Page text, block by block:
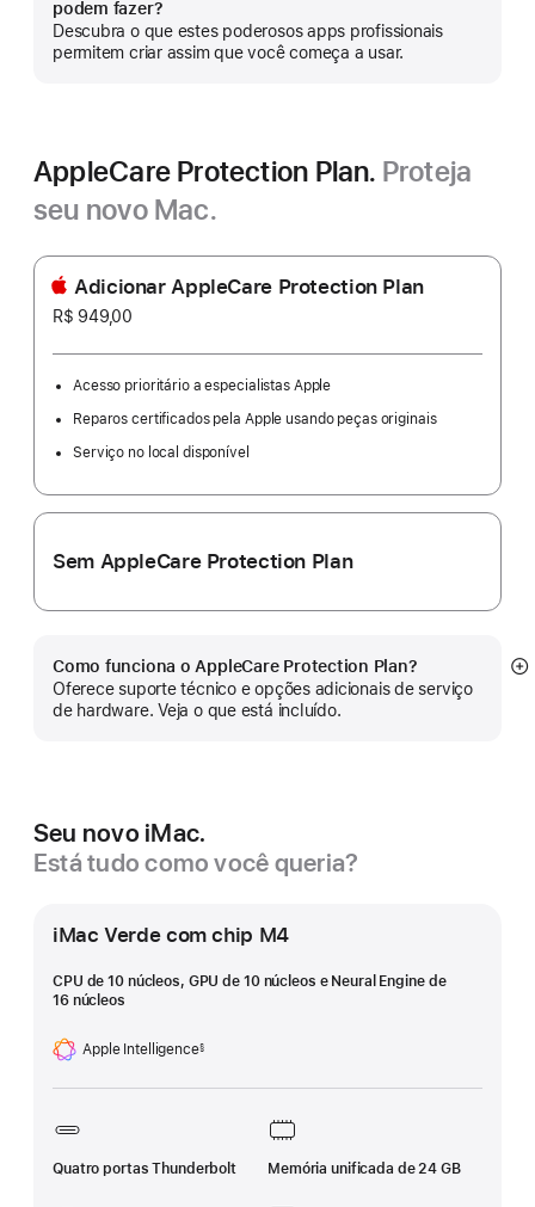
janela)
podem fazer?
Descubra o que estes poderosos apps profissionais
permitem criar assim que você começa a usar.
mais
AppleCare Protection Plan. Proteja
seu novo Mac.
Adicionar AppleCare Protection Plan
R$ 949,00
Acesso prioritário a especialistas Apple
Reparos certificados pela Apple usando peças originais
Serviço no local disponível
Sem AppleCare Protection Plan
Como funciona o AppleCare Protection Plan?
Oferece suporte técnico e opções adicionais de serviço
de hardware. Veja o que está incluído.
Seu novo iMac.
Está tudo como você queria?
iMac Verde com chip M4
CPU de 10 núcleos, GPU de 10 núcleos e Neural Engine de
16 núcleos
Apple Intelligence
Nota
§
Quatro portas Thunderbolt Memória unificada de 24 GB